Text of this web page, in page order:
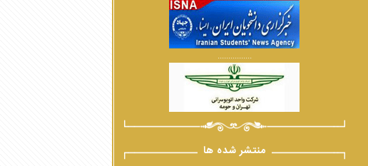
................
منتشر شده ها